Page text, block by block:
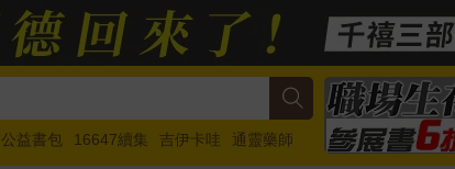
公益書包 16647續集 吉伊卡哇
通靈藥師